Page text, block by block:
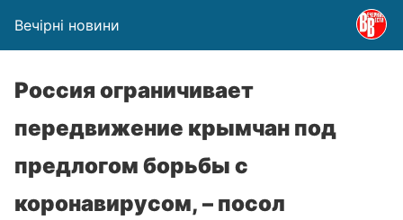
Вечірні новини
Россия ограничивает
передвижение крымчан под
предлогом борьбы с
коронавирусом, – посол